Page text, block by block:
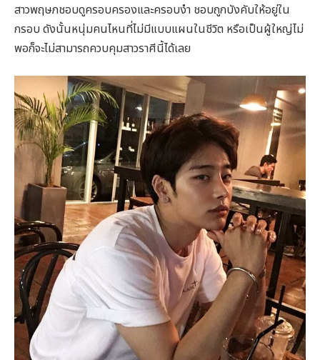
สาวพฤษภชอบดูครอบครองและครอบงำ ชอบถูกบังคับให้อยู่ใน
กรอบ ดังนั้นหนุ่มคนไหนที่ไม่มีแบบแผนในชีวิต หรือเป็นผู้ใหญ่ไม่
พอก็จะไม่สามารถควบคุมสาวราศีนี้ได้เลย